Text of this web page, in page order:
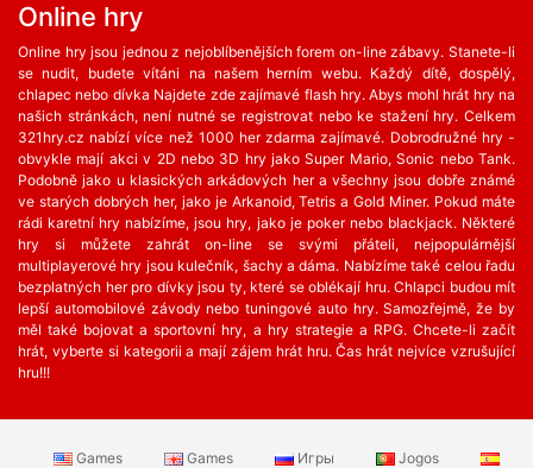
Online hry
Online hry jsou jednou z nejoblíbenějších forem on-line zábavy. Stanete-li
se nudit, budete vítáni na našem herním webu. Každý dítě, dospělý,
chlapec nebo dívka Najdete zde zajímavé flash hry. Abys mohl hrát hry na
našich stránkách, není nutné se registrovat nebo ke stažení hry. Celkem
321hry.cz nabízí více než 1000 her zdarma zajímavé. Dobrodružné hry -
obvykle mají akci v 2D nebo 3D hry jako Super Mario, Sonic nebo Tank.
Podobně jako u klasických arkádových her a všechny jsou dobře známé
ve starých dobrých her, jako je Arkanoid, Tetris a Gold Miner. Pokud máte
rádi karetní hry nabízíme, jsou hry, jako je poker nebo blackjack. Některé
hry si můžete zahrát on-line se svými přáteli, nejpopulárnější
multiplayerové hry jsou kulečník, šachy a dáma. Nabízíme také celou řadu
bezplatných her ​​pro dívky jsou ty, které se oblékají hru. Chlapci budou mít
lepší automobilové závody nebo tuningové auto hry. Samozřejmě, že by
měl také bojovat a sportovní hry, a hry strategie a RPG. Chcete-li začít
hrát, vyberte si kategorii a mají zájem hrát hru. Čas hrát nejvíce vzrušující
hru!!!
Games Games Игры
Jogos